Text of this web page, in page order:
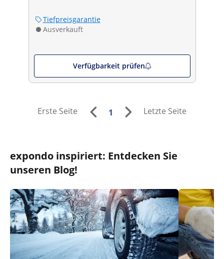
Tiefpreisgarantie
Ausverkauft
Verfügbarkeit prüfen
Erste Seite 1 Letzte Seite
expondo inspiriert: Entdecken Sie
unseren Blog!